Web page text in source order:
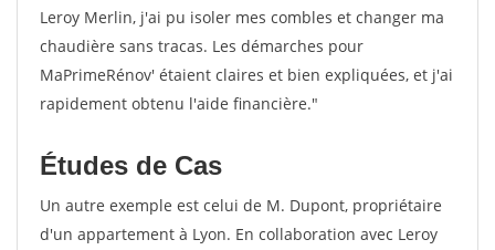
Leroy Merlin, j'ai pu isoler mes combles et changer ma
chaudière sans tracas. Les démarches pour
MaPrimeRénov' étaient claires et bien expliquées, et j'ai
rapidement obtenu l'aide financière."
Études de Cas
Un autre exemple est celui de M. Dupont, propriétaire
d'un appartement à Lyon. En collaboration avec Leroy